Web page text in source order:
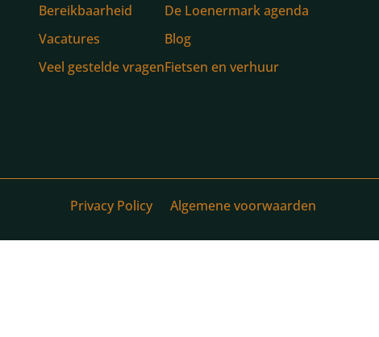
Bereikbaarheid
Vacatures
Veel gestelde vragen
De Loenermark agenda
Blog
Fietsen en verhuur
Privacy Policy Algemene voorwaarden